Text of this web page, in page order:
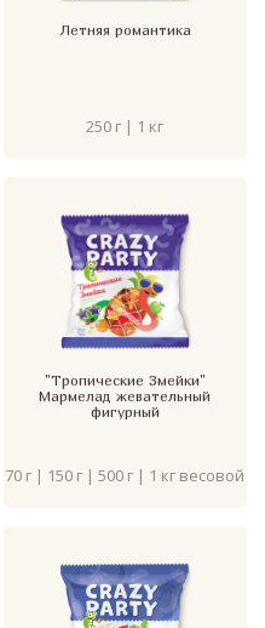
Летняя романтика
250 г | 1 кг
"Тропические Змейки"
Мармелад жевательный
фигурный
70 г | 150 г | 500 г | 1 кг весовой